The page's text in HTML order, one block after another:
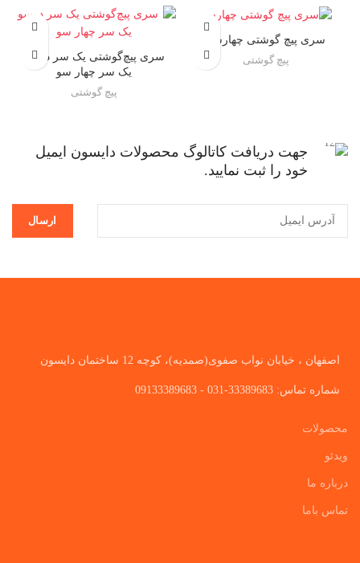
سری پیچ گوشتی چهارسو
پیچ گوشتی
سری پیچ‌گوشتی یک سر دوسو
یک ‌سر چهار سو
پیچ گوشتی
جهت دریافت کاتالوگ محصولات دایسون ایمیل
خود را ثبت نمایید.
اصفهان ، خیابان نواب صفوی(صمدیه)، کوچه 12 ساختمان دایسون
شماره تماس: 33389683-031 - 09133389683
محصولات
ویدئو
درباره ما
تماس باما